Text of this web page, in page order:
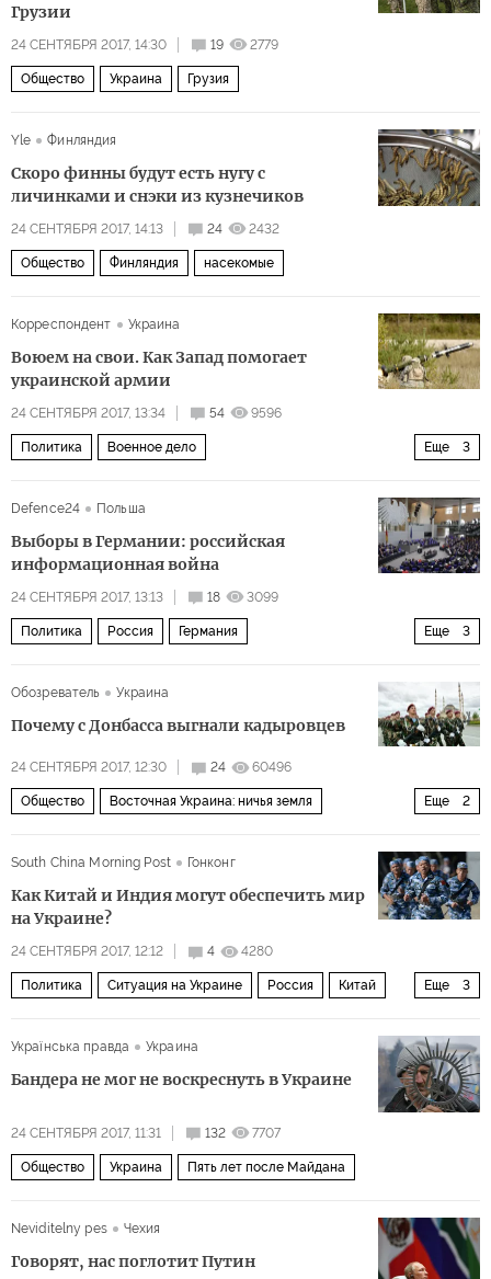
Грузии
24 СЕНТЯБРЯ 2017, 14:30 19 2779
Общество Украина Грузия
Yle Финляндия
Cкоро финны будут есть нугу с
личинками и снэки из кузнечиков
24 СЕНТЯБРЯ 2017, 14:13 24 2432
Общество Финляндия насекомые
Корреспондент Украина
Воюем на свои. Как Запад помогает
украинской армии
24 СЕНТЯБРЯ 2017, 13:34 54 9596
Еще 3
Политика Военное дело
Defence24
Польша
Выборы в Германии: российская
информационная война
24 СЕНТЯБРЯ 2017, 13:13 18 3099
Еще 3
Политика Россия Германия
информационная война
Обозреватель Украина
Почему с Донбасса выгнали кадыровцев
24 СЕНТЯБРЯ 2017, 12:30 24 60496
Еще 2
Общество Восточная Украина: ничья земля
South China Morning Post
Гонконг
Как Китай и Индия могут обеспечить мир
на Украине?
24 СЕНТЯБРЯ 2017, 12:12 4 4280
Еще 3
Политика Ситуация на Украине Россия Китай
Українська правда
Украина
Бандера не мог не воскреснуть в Украине
24 СЕНТЯБРЯ 2017, 11:31 132 7707
Общество Украина Пять лет после Майдана
Neviditelny pes Чехия
Говорят, нас поглотит Путин